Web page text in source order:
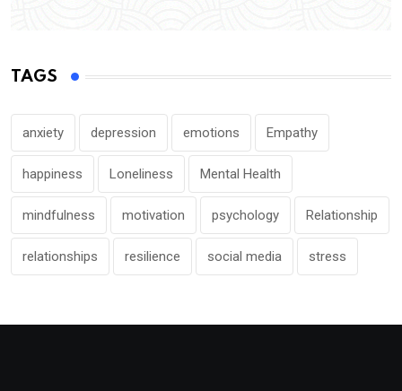
TAGS
anxiety depression emotions Empathy
happiness Loneliness Mental Health
mindfulness motivation psychology Relationship
relationships resilience social media stress